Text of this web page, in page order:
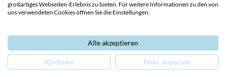
Service und Kontakte
Datenschutz
Barrierefreiheit
Leichte Sprache
großartiges Webseiten-Erlebnis zu bieten. Für weitere Informationen zu den von
uns verwendeten Cookies öffnen Sie die Einstellungen.
Alle akzeptieren
Ablehnen Nein, anpassen